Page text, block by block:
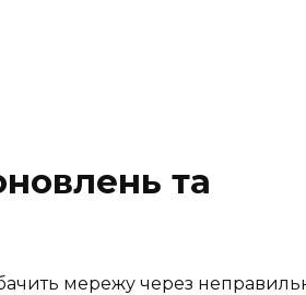
та
мережу через